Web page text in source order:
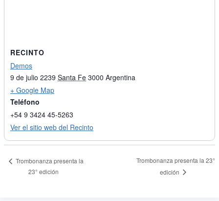
RECINTO
Demos
9 de julio 2239 Santa Fe 3000 Argentina
+ Google Map
Teléfono
+54 9 3424 45-5263
Ver el sitio web del Recinto
Trombonanza presenta la
23° edición
Trombonanza presenta la 23°
edición